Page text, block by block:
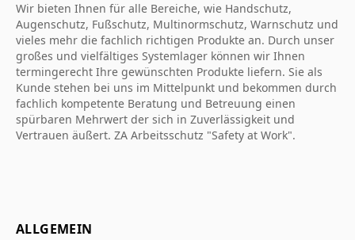
Wir bieten Ihnen für alle Bereiche, wie Handschutz,
Augenschutz, Fußschutz, Multinormschutz, Warnschutz und
vieles mehr die fachlich richtigen Produkte an. Durch unser
großes und vielfältiges Systemlager können wir Ihnen
termingerecht Ihre gewünschten Produkte liefern. Sie als
Kunde stehen bei uns im Mittelpunkt und bekommen durch
fachlich kompetente Beratung und Betreuung einen
spürbaren Mehrwert der sich in Zuverlässigkeit und
Vertrauen äußert. ZA Arbeitsschutz "Safety at Work".
ALLGEMEIN